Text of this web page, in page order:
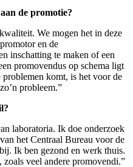
de promotie?
We mogen het in deze
en de
inschatting te maken of een
promovendus op schema ligt
komt, is het voor de
probleem.”
laboratoria. Ik doe onderzoek
het Centraal Bureau voor de
Ik ben gezond en werk thuis.
veel andere promovendi.”